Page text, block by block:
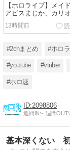
【ホロライブ】メイ
アビスまじか、カリ
げえな
13時間前
#2chまとめ #ホロ
#youtube #vtuber
#ホロ速
2098806
週間IN:- 週間OUT:
基本深くない